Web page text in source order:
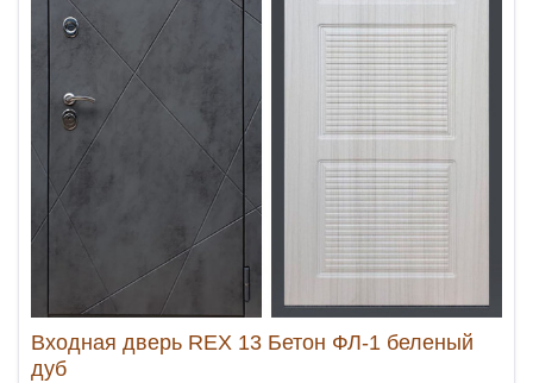
Входная дверь REX 13 Бетон ФЛ-1 беленый
дуб